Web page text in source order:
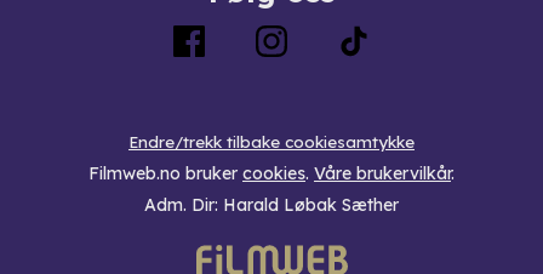
Endre/trekk tilbake cookiesamtykke
Filmweb.no bruker cookies. Våre brukervilkår.
Adm. Dir: Harald Løbak Sæther